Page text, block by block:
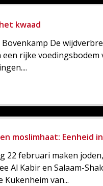
kwaad
Bovenkamp De
rijke
moslimhaat: Eenheid
22 februari maken
Al Kabir en Salaam-
Kukenheim van...